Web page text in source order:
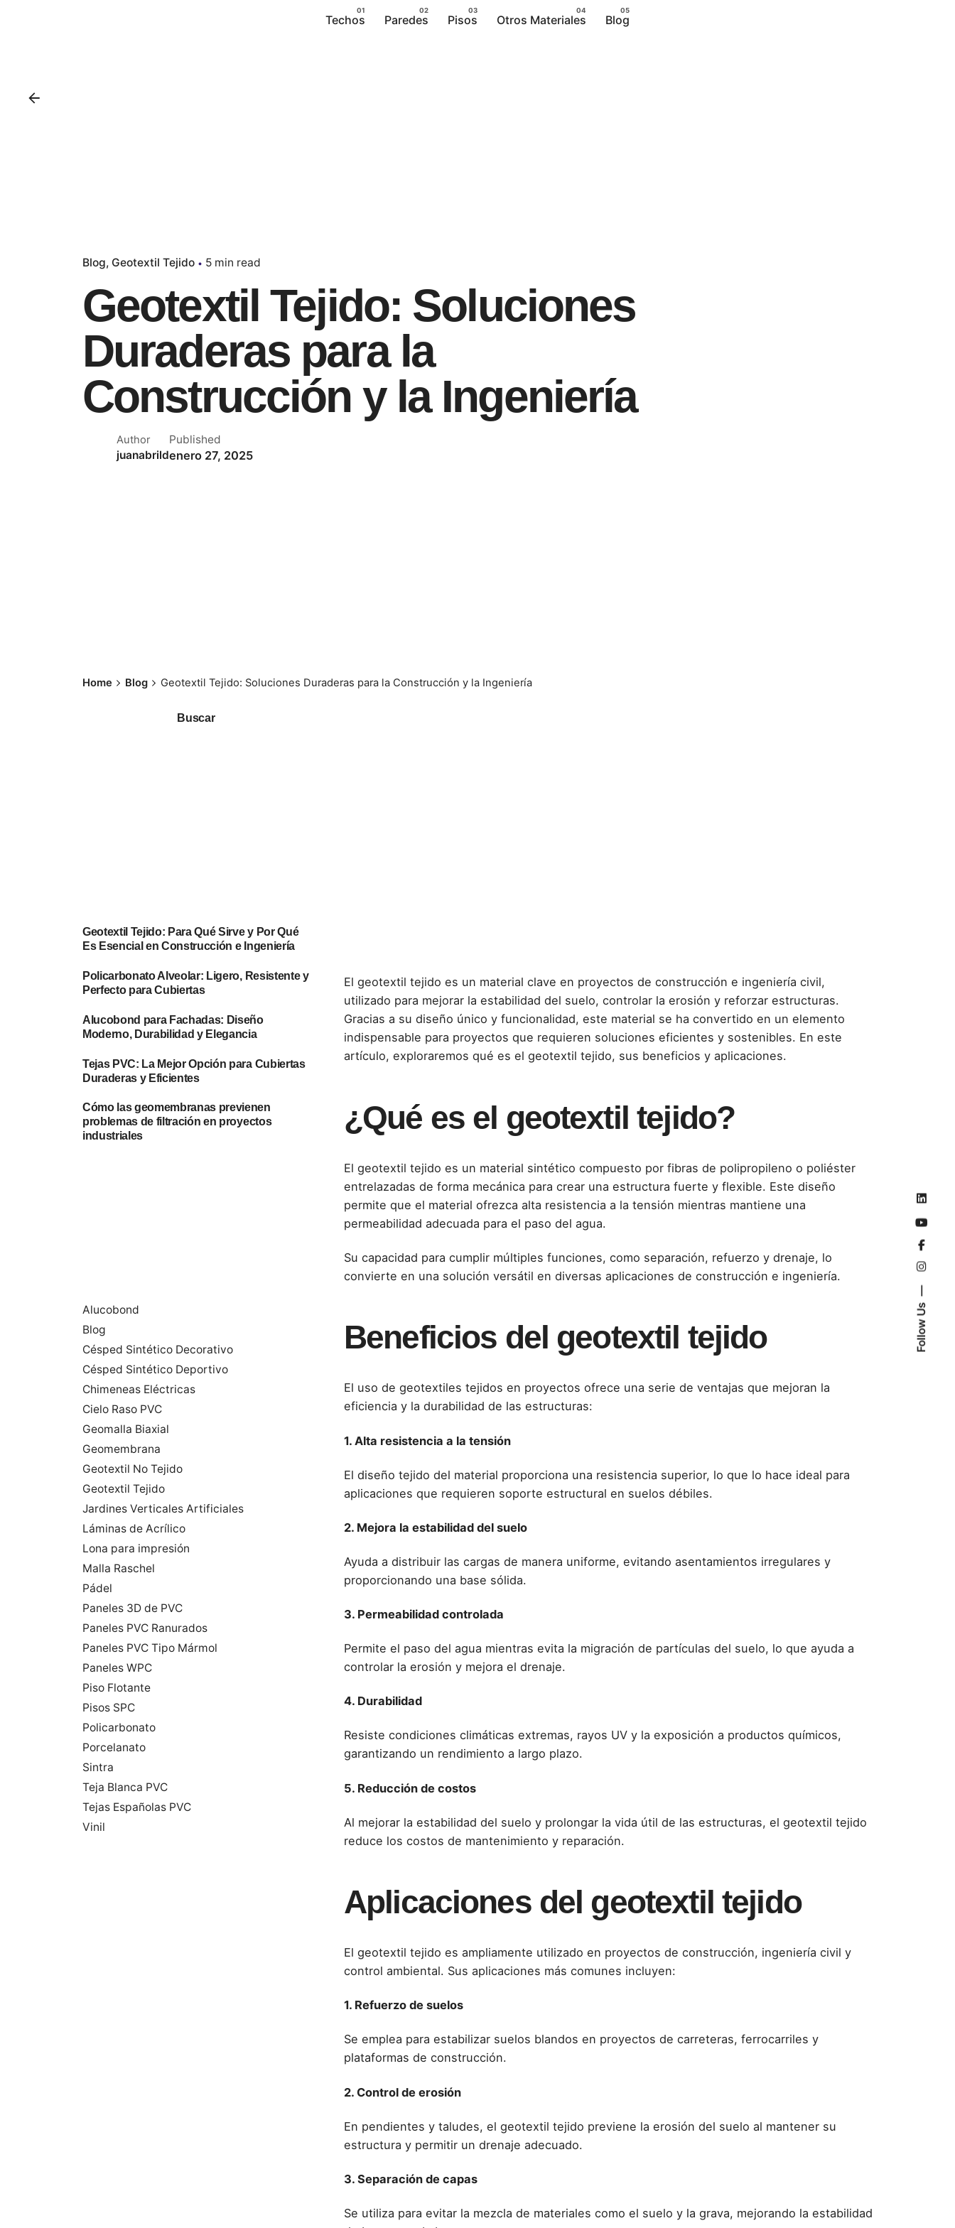
Follow Us
Techos Paredes Pisos Otros Materiales Blog
Blog Geotextil Tejido 5 min read
Geotextil Tejido: Soluciones
Duraderas para la
Construcción y la Ingeniería
Author
juanabrild
Published
enero 27, 2025
Home Blog Geotextil Tejido: Soluciones Duraderas para la Construcción y la Ingeniería
Buscar
Geotextil Tejido: Para Qué Sirve y Por Qué
Es Esencial en Construcción e Ingeniería
Policarbonato Alveolar: Ligero, Resistente y
Perfecto para Cubiertas
Alucobond para Fachadas: Diseño
Moderno, Durabilidad y Elegancia
Tejas PVC: La Mejor Opción para Cubiertas
Duraderas y Eficientes
Cómo las geomembranas previenen
problemas de filtración en proyectos
industriales
Alucobond
Blog
Césped Sintético Decorativo
Césped Sintético Deportivo
Chimeneas Eléctricas
Cielo Raso PVC
Geomalla Biaxial
Geomembrana
Geotextil No Tejido
Geotextil Tejido
Jardines Verticales Artificiales
Láminas de Acrílico
Lona para impresión
Malla Raschel
Pádel
Paneles 3D de PVC
Paneles PVC Ranurados
Paneles PVC Tipo Mármol
Paneles WPC
Piso Flotante
Pisos SPC
Policarbonato
Porcelanato
Sintra
Teja Blanca PVC
Tejas Españolas PVC
Vinil
El geotextil tejido es un material clave en proyectos de construcción e ingeniería civil,
utilizado para mejorar la estabilidad del suelo, controlar la erosión y reforzar estructuras.
Gracias a su diseño único y funcionalidad, este material se ha convertido en un elemento
indispensable para proyectos que requieren soluciones eficientes y sostenibles. En este
artículo, exploraremos qué es el geotextil tejido, sus beneficios y aplicaciones.
¿Qué es el geotextil tejido?
El geotextil tejido es un material sintético compuesto por fibras de polipropileno o poliéster
entrelazadas de forma mecánica para crear una estructura fuerte y flexible. Este diseño
permite que el material ofrezca alta resistencia a la tensión mientras mantiene una
permeabilidad adecuada para el paso del agua.
Su capacidad para cumplir múltiples funciones, como separación, refuerzo y drenaje, lo
convierte en una solución versátil en diversas aplicaciones de construcción e ingeniería.
Beneficios del geotextil tejido
El uso de geotextiles tejidos en proyectos ofrece una serie de ventajas que mejoran la
eficiencia y la durabilidad de las estructuras:
1. Alta resistencia a la tensión
El diseño tejido del material proporciona una resistencia superior, lo que lo hace ideal para
aplicaciones que requieren soporte estructural en suelos débiles.
2. Mejora la estabilidad del suelo
Ayuda a distribuir las cargas de manera uniforme, evitando asentamientos irregulares y
proporcionando una base sólida.
3. Permeabilidad controlada
Permite el paso del agua mientras evita la migración de partículas del suelo, lo que ayuda a
controlar la erosión y mejora el drenaje.
4. Durabilidad
Resiste condiciones climáticas extremas, rayos UV y la exposición a productos químicos,
garantizando un rendimiento a largo plazo.
5. Reducción de costos
Al mejorar la estabilidad del suelo y prolongar la vida útil de las estructuras, el geotextil tejido
reduce los costos de mantenimiento y reparación.
Aplicaciones del geotextil tejido
El geotextil tejido es ampliamente utilizado en proyectos de construcción, ingeniería civil y
control ambiental. Sus aplicaciones más comunes incluyen:
1. Refuerzo de suelos
Se emplea para estabilizar suelos blandos en proyectos de carreteras, ferrocarriles y
plataformas de construcción.
2. Control de erosión
En pendientes y taludes, el geotextil tejido previene la erosión del suelo al mantener su
estructura y permitir un drenaje adecuado.
3. Separación de capas
Se utiliza para evitar la mezcla de materiales como el suelo y la grava, mejorando la estabilidad